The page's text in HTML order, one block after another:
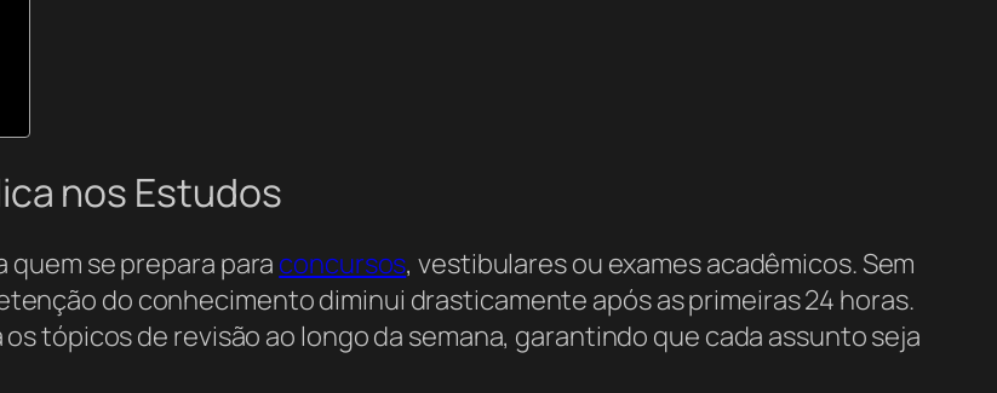
nos Estudos
quem se prepara paraconcursos, vestibulares ou exames acadêmicos. Sem
do conhecimento diminui drasticamente após as primeiras 24 horas.
tópicos de revisão ao longo da semana, garantindo que cada assunto seja